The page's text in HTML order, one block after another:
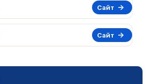
Сайт
Сайт